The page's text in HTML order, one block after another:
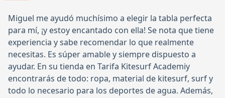
Miguel me ayudó muchísimo a elegir la tabla perfecta
para mí, ¡y estoy encantado con ella! Se nota que tiene
experiencia y sabe recomendar lo que realmente
necesitas. Es súper amable y siempre dispuesto a
ayudar. En su tienda en Tarifa Kitesurf Academiy
encontrarás de todo: ropa, material de kitesurf, surf y
todo lo necesario para los deportes de agua. Además,